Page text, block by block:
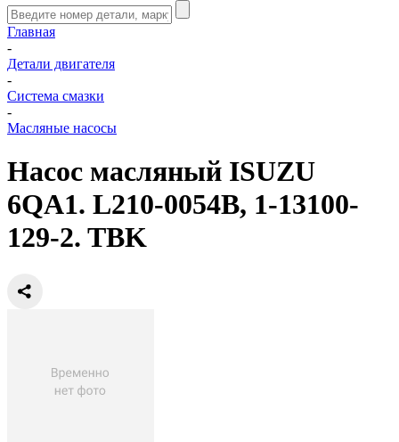
Главная
-
Детали двигателя
-
Система смазки
-
Масляные насосы
Насос масляный ISUZU
6QA1. L210-0054B, 1-13100-
129-2. TBK